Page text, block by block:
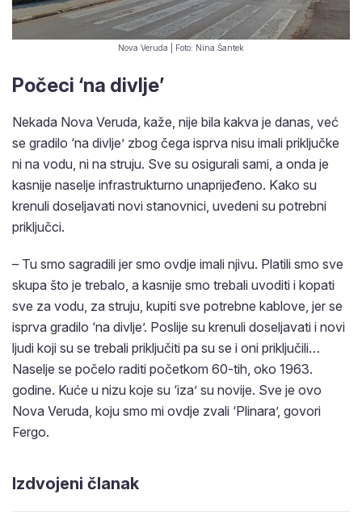
Nova Veruda | Foto: Nina Šantek
Počeci ‘na divlje’
Nekada Nova Veruda, kaže, nije bila kakva je danas, već
se gradilo ‘na divlje’ zbog čega isprva nisu imali priključke
ni na vodu, ni na struju. Sve su osigurali sami, a onda je
kasnije naselje infrastrukturno unaprijeđeno. Kako su
krenuli doseljavati novi stanovnici, uvedeni su potrebni
priključci.
– Tu smo sagradili jer smo ovdje imali njivu. Platili smo sve
skupa što je trebalo, a kasnije smo trebali uvoditi i kopati
sve za vodu, za struju, kupiti sve potrebne kablove, jer se
isprva gradilo ‘na divlje’. Poslije su krenuli doseljavati i novi
ljudi koji su se trebali priključiti pa su se i oni priključili…
Naselje se počelo raditi početkom 60-tih, oko 1963.
godine. Kuće u nizu koje su ‘iza’ su novije. Sve je ovo
Nova Veruda, koju smo mi ovdje zvali ‘Plinara’, govori
Fergo.
Izdvojeni članak